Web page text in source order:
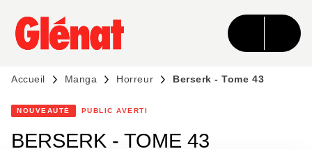
MENU RECHERCHE CONTENU
PIED DE PAGE
Accueil Manga Horreur Berserk - Tome 43
NOUVEAUTÉ PUBLIC AVERTI
BERSERK - TOME 43